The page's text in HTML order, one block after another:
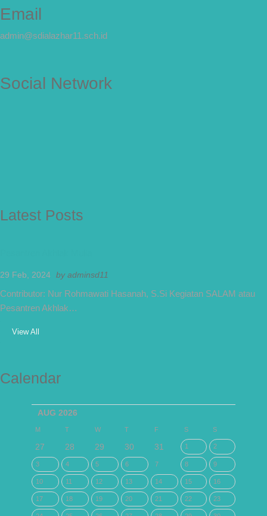
Email
admin@sdialazhar11.sch.id
Social Network
Latest Posts
29 Feb, 2024 byadminsd11
Contributor: Nur Rohmawati Hasanah, S.Si Kegiatan SALAM atau
Pesantren Akhlak…
View All
Calendar
AUG 2026
M T W T F S S
27 28 29 30 31 1 2
3 4 5 6 7 8 9
10 11 12 13 14 15 16
17 18 19 20 21 22 23